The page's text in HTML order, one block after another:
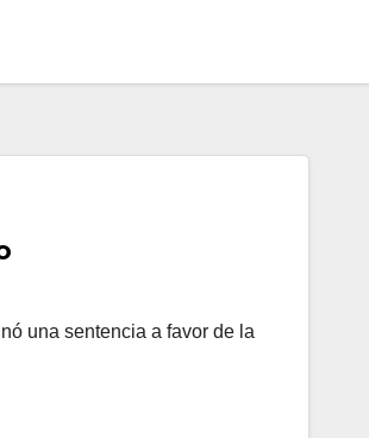
una sentencia a favor de la